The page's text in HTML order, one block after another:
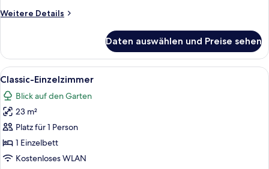
Weitere Details
Weitere
Doppelzimmer
Daten auswählen und Preise sehen
Alle
Fotos
für
Classic-
Einzelzimmer
anzeigen
Ein Hotelzimmer mit Bett,
7
Classic-Einzelzimmer
Blick auf den Garten
23 m²
Platz für 1 Person
1 Einzelbett
Kostenloses WLAN